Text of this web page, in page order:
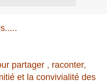
partager , raconter,
et la convivialité des